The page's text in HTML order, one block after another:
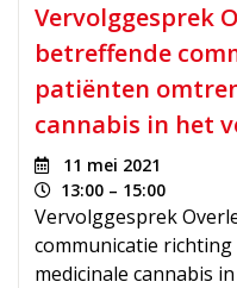
Vervolggesprek
betreffende
patiënten
cannabis in het
11 mei 2021
13:00 – 15:00
Vervolggesprek
communicatie
medicinale cannabis